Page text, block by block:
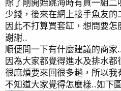
除了剛開始跳海時有買一組
少錢，後來在網上接手魚友的
因此不打算買套缸，想問要
謝謝..
順便問一下有什麼建議的商家
因為大家都覺得進水及排水
很麻煩要來回很多趟，所以我
不知道大家覺得怎麼樣..如下